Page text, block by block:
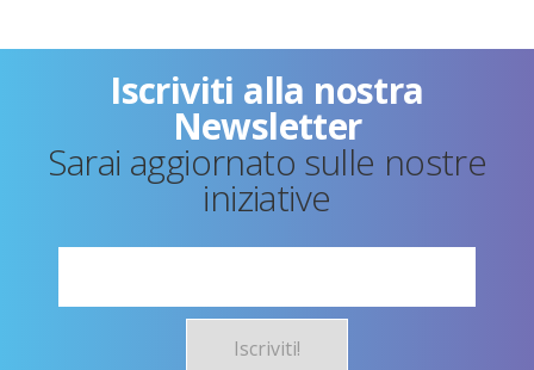
Iscriviti alla nostra
Newsletter
Sarai aggiornato sulle nostre
iniziative
Iscriviti!